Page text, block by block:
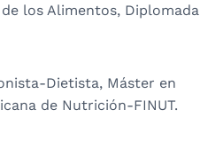
los Alimentos, Diplomada
Dietista, Máster en
de Nutrición-FINUT.